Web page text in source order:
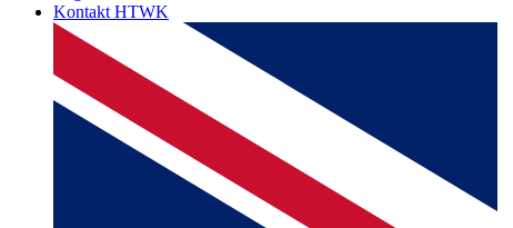
Kontakt HTWK